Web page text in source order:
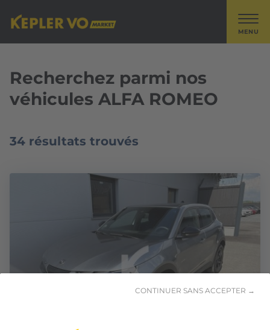
CONTINUER SANS ACCEPTER →
MENU
Recherchez parmi nos
véhicules ALFA ROMEO
34 résultats trouvés